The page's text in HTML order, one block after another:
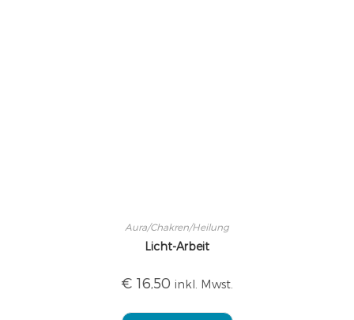
Aura/Chakren/Heilung
Licht-Arbeit
€ 16,50 inkl. Mwst.